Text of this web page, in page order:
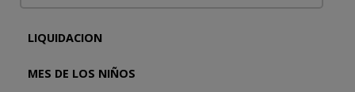
LIQUIDACION
MES DE LOS NIÑOS